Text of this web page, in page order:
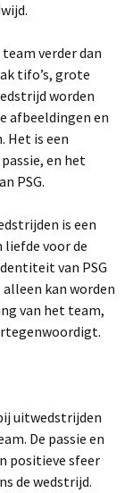
verder dan
tifo’s, grote
worden
afbeeldingen en
Het is een
en het
PSG.
is een
voor de
van PSG
kan worden
van het team,
uitwedstrijden
De passie en
positieve sfeer
de wedstrijd.